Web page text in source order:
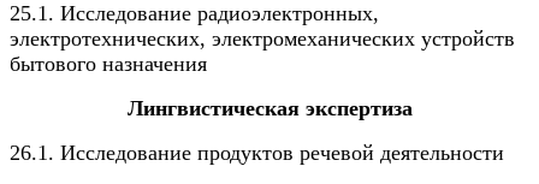
25.1. Исследование радиоэлектронных,
электротехнических, электромеханических устройств
бытового назначения
Лингвистическая экспертиза
26.1. Исследование продуктов речевой деятельности